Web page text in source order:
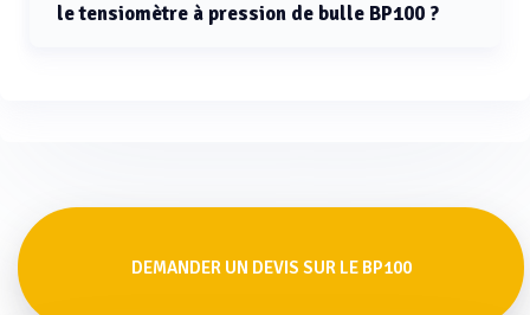
le tensiomètre à pression de bulle BP100 ?
DEMANDER UN DEVIS SUR LE BP100